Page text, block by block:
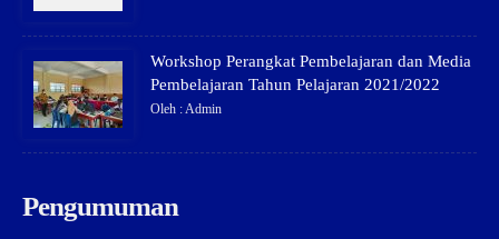
Workshop Perangkat Pembelajaran dan Media
Pembelajaran Tahun Pelajaran 2021/2022
Oleh : Admin
Pengumuman